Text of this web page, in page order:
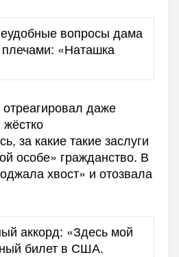
вопросы дама
«Наташка
отреагировал даже
за какие такие заслуги
особе» гражданство. В
хвост» и отозвала
аккорд: «Здесь мой
билет в США.